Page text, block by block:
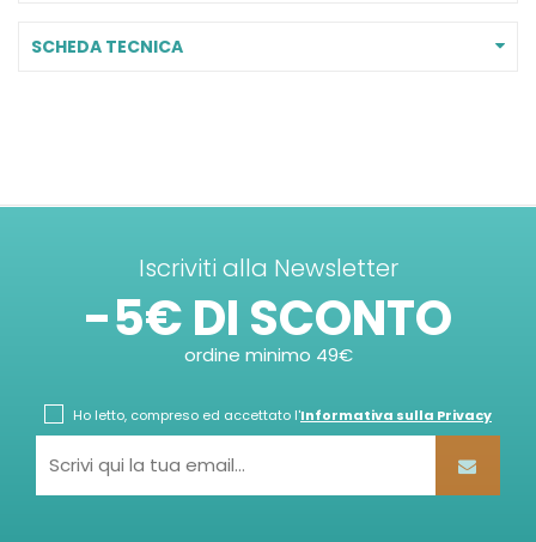
SCHEDA TECNICA
Iscriviti alla Newsletter
-5€ DI SCONTO
ordine minimo 49€
Ho letto, compreso ed accettato l'Informativa sulla Privacy